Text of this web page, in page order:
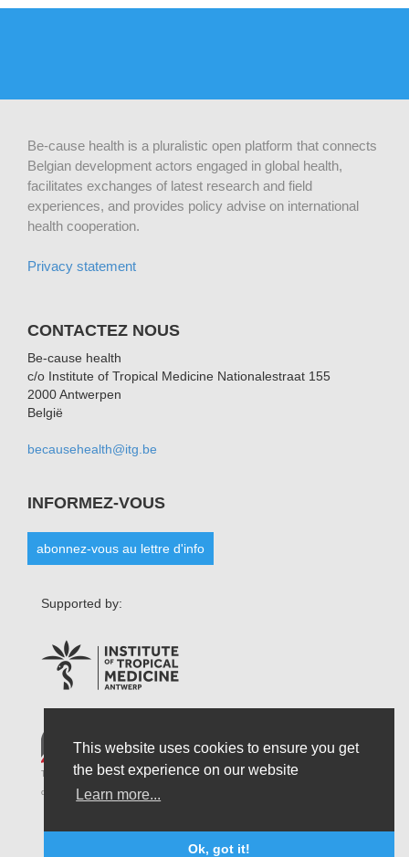
This website uses cookies to ensure you get
the best experience on our website
Learn more...
Ok, got it!
Be-cause health is a pluralistic open platform that connects
Belgian development actors engaged in global health,
facilitates exchanges of latest research and field
experiences, and provides policy advise on international
health cooperation.
Privacy statement
CONTACTEZ NOUS
Be-cause health
c/o Institute of Tropical Medicine Nationalestraat 155
2000 Antwerpen
België
becausehealth@itg.be
INFORMEZ-VOUS
abonnez-vous au lettre d'info
Supported by:
The opinions that are formulated by our organisation do not necessarily reflect those
of the Belgian State and do not connect the latter in any possible circumstances.